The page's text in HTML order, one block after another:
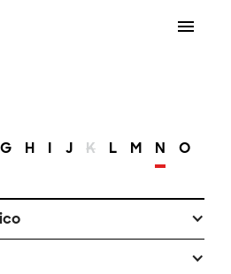
G H I J K L M N O